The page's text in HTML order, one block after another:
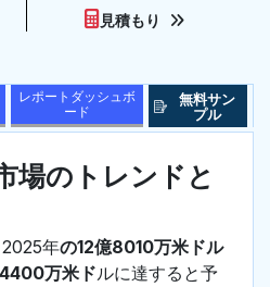
見積もり
レポートダッシュボ
ード
無料サン
プル
場のトレンドと
年の12億8010万米ドル
万米ドルに達すると予